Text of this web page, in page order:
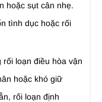
hoặc sụt cân nhẹ.
tình dục hoặc rối
loạn điều hòa vận
hoặc khó giữ
rối loạn định